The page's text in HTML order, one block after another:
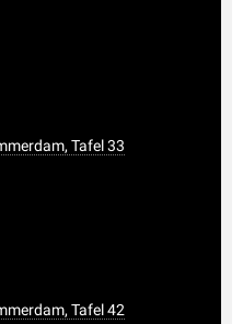
Tafel 33
Tafel 42